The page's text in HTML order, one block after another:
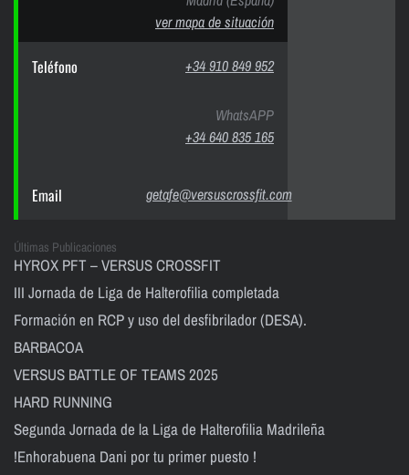
ver mapa de situación
Teléfono +34 910 849 952
WhatsAPP
+34 640 835 165
Email getafe@versuscrossfit.com
Últimas Publicaciones
HYROX PFT – VERSUS CROSSFIT
III Jornada de Liga de Halterofilia completada
Formación en RCP y uso del desfibrilador (DESA).
BARBACOA
VERSUS BATTLE OF TEAMS 2025
HARD RUNNING
Segunda Jornada de la Liga de Halterofilia Madrileña
!Enhorabuena Dani por tu primer puesto !